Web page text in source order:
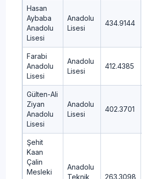
Hasan
Aybaba
Anadolu
Lisesi
Anadolu
Lisesi
434.9144
Farabi
Anadolu
Lisesi
Anadolu
Lisesi
412.4385
Gülten-Ali
Ziyan
Anadolu
Lisesi
Anadolu
Lisesi
402.3701
Şehit
Kaan
Çalin
Mesleki
Anadolu
Teknik
263.3098